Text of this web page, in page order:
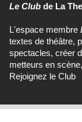
Le Club de La
L'espace membre
textes de théâtre,
spectacles, créer
metteurs en
Rejoignez le Club